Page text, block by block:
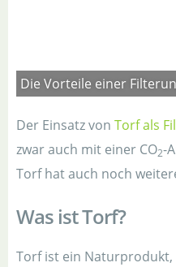
Die Vorteile einer
Der Einsatz von Torf als
zwar auch mit einer CO2-
Torf hat auch noch
Was ist Torf?
Torf ist ein Naturprodukt,